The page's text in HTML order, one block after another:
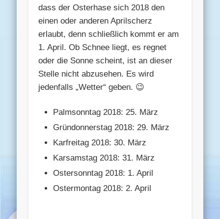
dass der Osterhase sich 2018 den
einen oder anderen Aprilscherz
erlaubt, denn schließlich kommt er am
1. April. Ob Schnee liegt, es regnet
oder die Sonne scheint, ist an dieser
Stelle nicht abzusehen. Es wird
jedenfalls „Wetter“ geben. 😉
Palmsonntag 2018: 25. März
Gründonnerstag 2018: 29. März
Karfreitag 2018: 30. März
Karsamstag 2018: 31. März
Ostersonntag 2018: 1. April
Ostermontag 2018: 2. April